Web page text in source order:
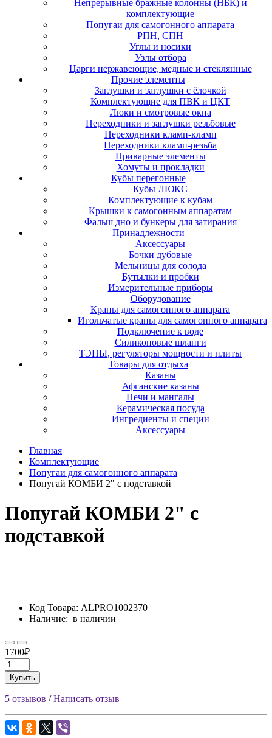
Непрерывные бражные колонны (НБК) и
комплектующие
Попугаи для самогонного аппарата
РПН, СПН
Углы и носики
Узлы отбора
Царги нержавеющие, медные и стеклянные
Прочие элементы
Заглушки и заглушки с ёлочкой
Комплектующие для ПВК и ЦКТ
Люки и смотровые окна
Переходники и заглушки резьбовые
Переходники кламп-кламп
Переходники кламп-резьба
Приварные элементы
Хомуты и прокладки
Кубы перегонные
Кубы ЛЮКС
Комплектующие к кубам
Крышки к самогонным аппаратам
Фальш дно и бункеры для затирания
Принадлежности
Аксессуары
Бочки дубовые
Мельницы для солода
Бутылки и пробки
Измерительные приборы
Оборудование
Краны для самогонного аппарата
Игольчатые краны для самогонного аппарата
Подключение к воде
Силиконовые шланги
ТЭНЫ, регуляторы мощности и плиты
Товары для отдыха
Казаны
Афганские казаны
Печи и мангалы
Керамическая посуда
Ингредиенты и специи
Аксессуары
Главная
Комплектующие
Попугаи для самогонного аппарата
Попугай КОМБИ 2" с подставкой
Попугай КОМБИ 2" с
подставкой
Код Товара: ALPRO1002370
Наличие: в наличии
1700₽
Купить
5 отзывов /Написать отзыв